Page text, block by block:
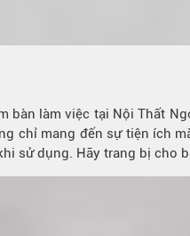
bàn làm việc tại Nội Thất
chỉ mang đến sự tiện ích
sử dụng. Hãy trang bị cho